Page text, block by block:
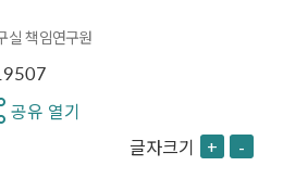
실 책임연구원
공유 열기
글자크기 + -